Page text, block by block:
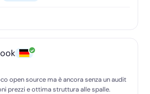
✓
open source ma è ancora senza un audit
prezzi e ottima struttura alle spalle.